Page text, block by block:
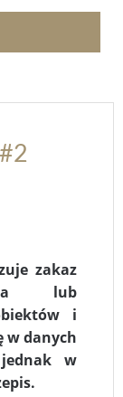
zakaz
lub
i
w danych
w